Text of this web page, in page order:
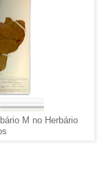
M no Herbário